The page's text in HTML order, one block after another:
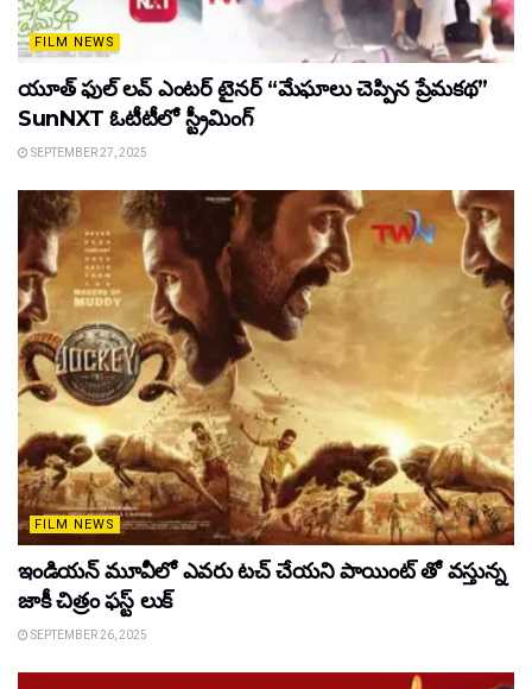
FILM NEWS
యూత్ ఫుల్ లవ్ ఎంటర్ టైనర్ “మేఘాలు చెప్పిన ప్రేమకథ”
SunNXT ఓటీటీలో స్ట్రీమింగ్
SEPTEMBER 27, 2025
FILM NEWS
ఇండియన్ మూవీలో ఎవరు టచ్ చేయని పాయింట్ తో వస్తున్న
జాకీ చిత్రం ఫస్ట్ లుక్
SEPTEMBER 26, 2025